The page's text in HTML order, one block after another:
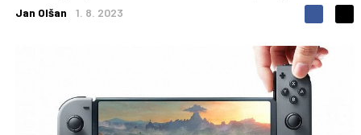
Jan Olšan 1. 8. 2023
S
d
í
l
e
t
S
í
l